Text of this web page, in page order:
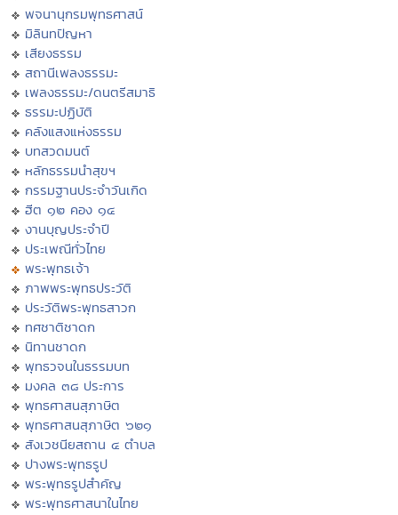
พจนานุกรมพุทธศาสน์
มิลินทปัญหา
เสียงธรรม
สถานีเพลงธรรมะ
เพลงธรรมะ/ดนตรีสมาธิ
ธรรมะปฏิบัติ
คลังแสงแห่งธรรม
บทสวดมนต์
หลักธรรมนำสุขฯ
กรรมฐานประจำวันเกิด
ฮีต ๑๒ คอง ๑๔
งานบุญประจำปี
ประเพณีทั่วไทย
พระพุทธเจ้า
ภาพพระพุทธประวัติ
ประวัติพระพุทธสาวก
ทศชาติชาดก
นิทานชาดก
พุทธวจนในธรรมบท
มงคล ๓๘ ประการ
พุทธศาสนสุภาษิต
พุทธศาสนสุภาษิต ๖๒๑
สังเวชนียสถาน ๔ ตำบล
ปางพระพุทธรูป
พระพุทธรูปสำคัญ
พระพุทธศาสนาในไทย